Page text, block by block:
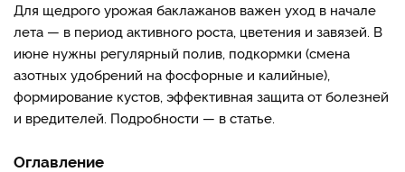
Для щедрого урожая баклажанов важен уход в начале
лета — в период активного роста, цветения и завязей. В
июне нужны регулярный полив, подкормки (смена
азотных удобрений на фосфорные и калийные),
формирование кустов, эффективная защита от болезней
и вредителей. Подробности — в статье.
Оглавление